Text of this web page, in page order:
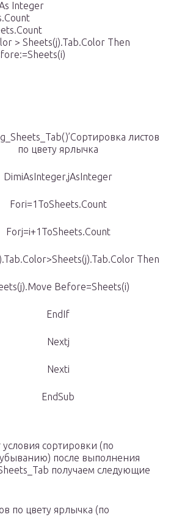
Integer
> Sheets(j).Tab.Color Then
листов
по цвету ярлычка
DimiAsInteger,jAsInteger
Fori=1ToSheets.Count
Forj=i+1ToSheets.Count
Then
Before=Sheets(i)
EndIf
Nextj
Nexti
EndSub
сортировки (по
после выполнения
получаем следующие
по цвету ярлычка (по